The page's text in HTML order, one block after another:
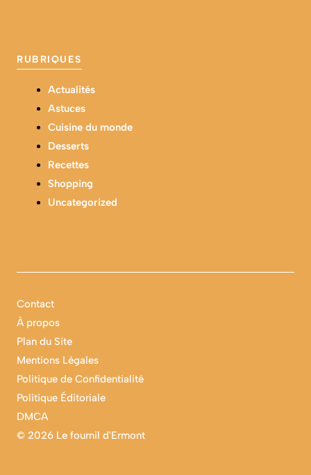
RUBRIQUES
Actualités
Astuces
Cuisine du monde
Desserts
Recettes
Shopping
Uncategorized
© 2026 Le fournil d'Ermont
Contact
À propos
Plan du Site
Mentions Légales
Politique de Confidentialité
Politique Éditoriale
DMCA